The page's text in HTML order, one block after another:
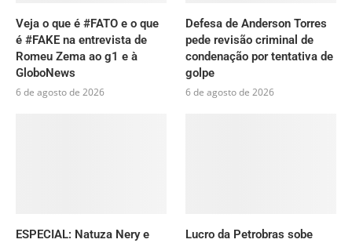
Veja o que é #FATO e o que
é #FAKE na entrevista de
Romeu Zema ao g1 e à
GloboNews
6 de agosto de 2026
Defesa de Anderson Torres
pede revisão criminal de
condenação por tentativa de
golpe
6 de agosto de 2026
ESPECIAL: Natuza Nery e
Lucro da Petrobras sobe